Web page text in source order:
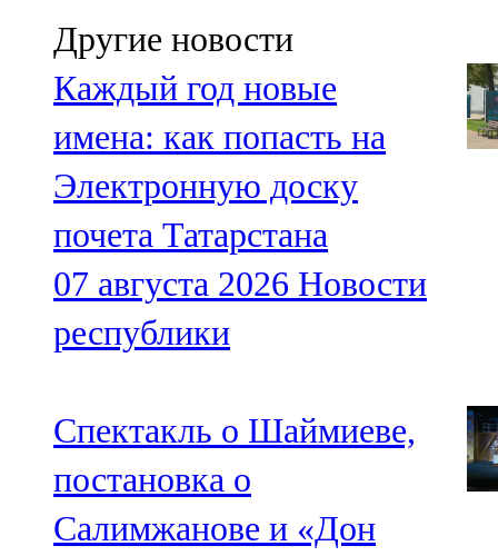
Другие новости
Каждый год новые
имена: как попасть на
Электронную доску
почета Татарстана
07 августа 2026 Новости
республики
Спектакль о Шаймиеве,
постановка о
Салимжанове и «Дон